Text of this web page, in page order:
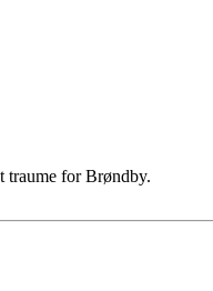
traume for Brøndby.